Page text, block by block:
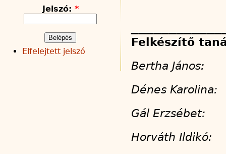
Felkészítő
Bertha
Dénes
Gál
Horváth
Jelszó: *
Elfelejtett jelszó